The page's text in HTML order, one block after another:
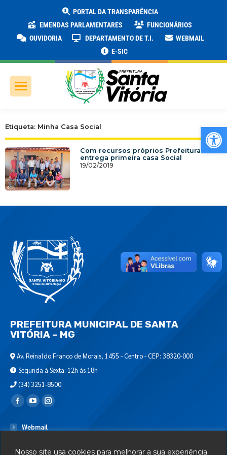
Nosso site usa cookies para melhorar a sua experiência
PORTAL DA TRANSPARÊNCIA
EMENDAS PARLAMENTARES
FUNCIONÁRIOS
OUVIDORIA
DEPARTAMENTO DE T.I.
WEBMAIL
E-SIC
Etiqueta: Minha Casa Social
Com recursos próprios Prefeitura
entrega primeira casa Social
19/02/2019
PREFEITURA MUNICIPAL DE SANTA
VITÓRIA – MG
Av. Reinaldo Franco de Morais, 1455 - Centro - CEP: 38320-000
Segunda à Sexta: 12h às 18h
(34) 3251-8500
Encontre-nos em:
Webmail